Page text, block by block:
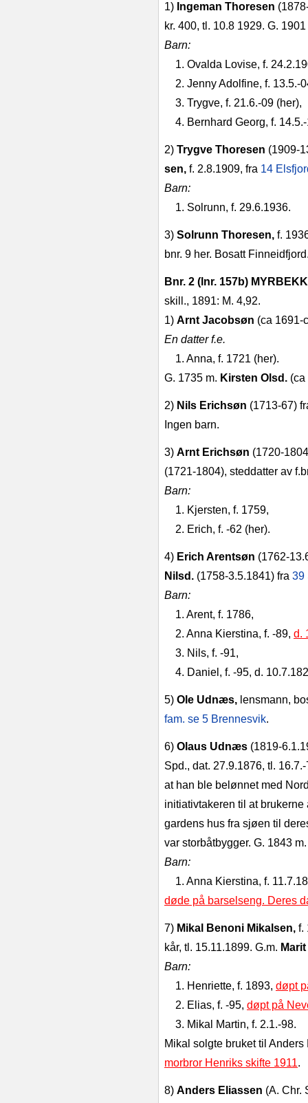
1) Ingeman Thoresen
kr. 400, tl. 10.8 1929. G.
Barn:
1. Ovalda Lovise, f.
2. Jenny Adolfine, f.
3. Trygve, f. 21.6.‑09 (her),
4. Bernhard Georg, f.
2) Trygve Thoresen
sen, f. 2.8.1909, fra 14
Barn:
1. Solrunn, f. 29.6.1936.
3) Solrunn Thoresen, f.
bnr. 9 her. Bosatt
Bnr. 2 (lnr. 157b)
skill., 1891: M. 4,92.
1) Arnt Jacobsøn (ca
En datter f.e.
1. Anna, f. 1721 (her).
G. 1735 m. Kirsten Olsd. (ca
2) Nils Erichsøn (1713‑67)
Ingen barn.
3) Arnt Erichsøn
(1721‑1804), steddatter av
Barn:
1. Kjersten, f. 1759,
2. Erich, f. ‑62 (her).
4) Erich Arentsøn
Nilsd. (1758‑3.5.1841) fra 39
Barn:
1. Arent, f. 1786,
2. Anna Kierstina, f. ‑89, d.
3. Nils, f. ‑91,
4. Daniel, f. ‑95, d.
5) Ole Udnæs, lensmann,
fam. se 5 Brennesvik.
6) Olaus Udnæs
Spd., dat. 27.9.1876, tl.
at han ble belønnet med
initiativ­takeren til at
gardens hus fra sjøen til
var storbåtbygger. G. 1843
Barn:
1. Anna Kierstina, f.
døde på barselseng. Deres
7) Mikal Benoni Mikalsen, f.
kår, tl. 15.11.1899. G.m.
Barn:
1. Henriette, f. 1893, døpt
2. Elias, f. ‑95, døpt på
3. Mikal Martin, f. 2.1.‑98.
Mikal solgte bruket til
morbror Henriks skifte 1911.
8) Anders Eliassen (A. Chr.